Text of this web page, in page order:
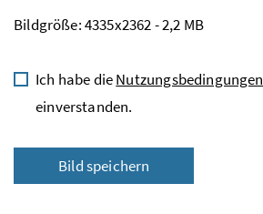
Bildgröße: 4335x2362 - 2,2 MB
Ich habe dieNutzungsbedingungen
einverstanden.
Bild speichern